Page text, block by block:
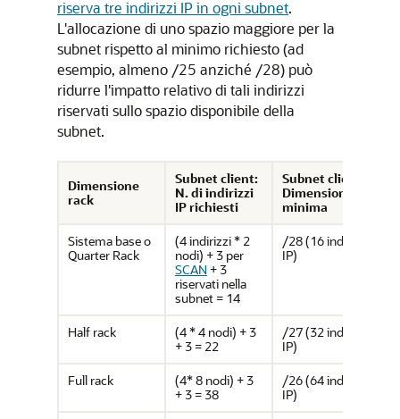
riserva tre indirizzi IP in ogni subnet.
L'allocazione di uno spazio maggiore per la
subnet rispetto al minimo richiesto (ad
esempio, almeno /25 anziché /28) può
ridurre l'impatto relativo di tali indirizzi
riservati sullo spazio disponibile della
subnet.
Dimensione
rack
Subnet client:
N. di indirizzi
IP richiesti
Subnet client:
Dimensione
minima
Sistema base o
Quarter Rack
(4 indirizzi * 2
nodi) + 3 per
SCAN + 3
riservati nella
subnet = 14
/28 (16 indirizzi
IP)
Half rack
(4 * 4 nodi) + 3
+ 3 = 22
/27 (32 indirizzi
IP)
Full rack
(4* 8 nodi) + 3
+ 3 = 38
/26 (64 indirizzi
IP)